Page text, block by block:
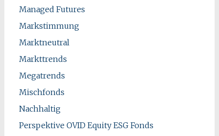
Managed Futures
Markstimmung
Marktneutral
Markttrends
Megatrends
Mischfonds
Nachhaltig
Perspektive OVID Equity ESG Fonds